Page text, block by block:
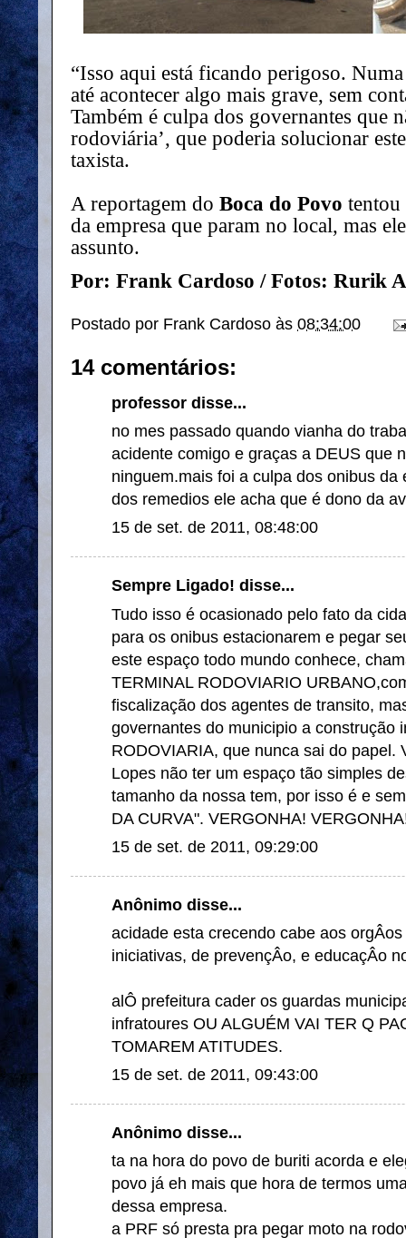
“Isso aqui está ficando perigoso.
até acontecer algo mais grave, sem
Também é culpa dos governantes que
rodoviária’, que poderia solucionar
taxista.
A reportagem do Boca do Povo tentou
da empresa que param no local, mas
assunto.
Por: Frank Cardoso / Fotos: Rurik
Postado por Frank Cardoso às 08:34:00
14 comentários:
professor disse...
no mes passado quando vianha do
acidente comigo e graças a DEUS que
ninguem.mais foi a culpa dos onibus da
dos remedios ele acha que é dono da
15 de set. de 2011, 08:48:00
Sempre Ligado! disse...
Tudo isso é ocasionado pelo fato da
para os onibus estacionarem e pegar
este espaço todo mundo conhece,
TERMINAL RODOVIARIO
fiscalização dos agentes de transito,
governantes do municipio a construção
RODOVIARIA, que nunca sai do papel.
Lopes não ter um espaço tão simples
tamanho da nossa tem, por isso é e
DA CURVA". VERGONHA!
15 de set. de 2011, 09:29:00
Anônimo disse...
acidade esta crecendo cabe aos
iniciativas, de prevençÂo, e educaçÂo
alÔ prefeitura cader os guardas
infratoures OU ALGUÉM VAI TER Q
TOMAREM ATITUDES.
15 de set. de 2011, 09:43:00
Anônimo disse...
ta na hora do povo de buriti acorda e
povo já eh mais que hora de termos
dessa empresa.
a PRF só presta pra pegar moto na